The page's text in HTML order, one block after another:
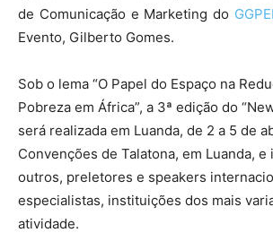
de Comunicação e Marketing do
Evento, Gilberto Gomes.
Sob o lema “O Papel do Espaço na
Pobreza em África”, a 3ª edição do
será realizada em Luanda, de 2 a 5 de
Convenções de Talatona, em Luanda,
outros, preletores e speakers
especialistas, instituições dos mais
atividade.